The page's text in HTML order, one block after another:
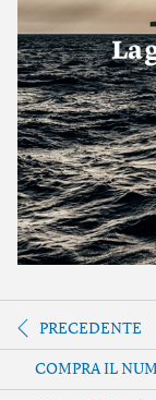
PRECEDENTE
COMPRA IL